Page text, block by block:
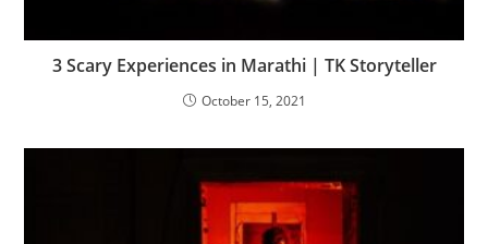
3 Scary Experiences in Marathi | TK Storyteller
October 15, 2021